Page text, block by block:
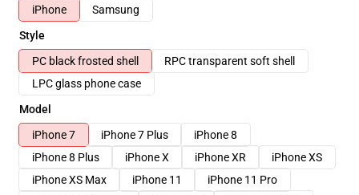
iPhone
Samsung
Style
PC black frosted shell
RPC transparent soft shell
LPC glass phone case
Model
iPhone 7
iPhone 7 Plus
iPhone 8
iPhone 8 Plus
iPhone X iPhone XR
iPhone XS
iPhone XS Max
iPhone 11
iPhone 11 Pro